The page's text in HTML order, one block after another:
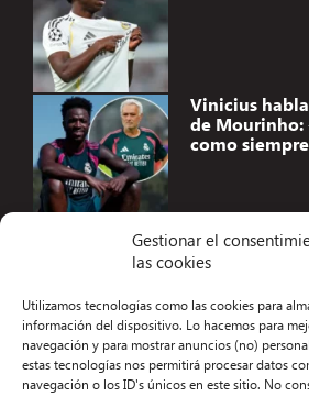
Gestionar el
las cookies
Utilizamos tecnologías como las cookies para
información del dispositivo. Lo hacemos para
navegación y para mostrar anuncios (no)
estas tecnologías nos permitirá procesar datos
navegación o los ID's únicos en este sitio. No
Vinicius
de Mourinho:
como
Aviso Legal
Términos y